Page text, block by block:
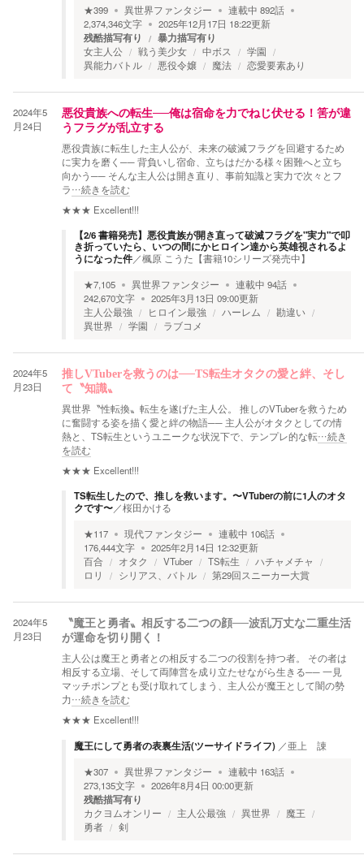
★399 異世界ファンタジー 連載中 892話
2,374,346文字 2025年12月17日 18:22更新
残酷描写有り 暴力描写有り
女主人公 戦う美少女 中ボス
学園
異能力バトル
悪役令嬢 魔法 恋愛要素あり
2024年5
月24日
悪役貴族への転生──俺は宿命を力でねじ伏せる！筈が違
うフラグが乱立する
悪役貴族に転生した主人公が、未来の破滅フラグを回避するため
に実力を磨く── 背負いし宿命、立ちはだかる様々困難へと立ち
向かう── そんな主人公は開き直り、事前知識と実力で次々とフ
ラ…続きを読む
★★★ Excellent!!!
【2/6 書籍発売】悪役貴族が開き直って破滅フラグを"実力"で叩
き折っていたら、いつの間にかヒロイン達から英雄視されるよ
うになった件／楓原 こうた【書籍10シリーズ発売中】
★7,105 異世界ファンタジー 連載中 94話
242,670文字 2025年3月13日 09:00更新
主人公最強
ヒロイン最強 ハーレム
勘違い
異世界
学園 ラブコメ
2024年5
月23日
推しVTuberを救うのは──TS転生オタクの愛と絆、そし
て〝知識〟
異世界〝性転換〟転生を遂げた主人公。 推しのVTuberを救うため
に奮闘する姿を描く愛と絆の物語── 主人公がオタクとしての情
熱と、TS転生というユニークな状況下で、テンプレ的な転…続き
を読む
★★★ Excellent!!!
TS転生したので、推しを救います。〜VTuberの前に1人のオタ
クです〜／桜田かける
★117 現代ファンタジー 連載中 106話
176,444文字 2025年2月14日 12:32更新
百合
オタク VTuber TS転生
ハチャメチャ
ロリ
シリアス、バトル 第29回スニーカー大賞
2024年5
月23日
〝魔王と勇者〟相反する二つの顔──波乱万丈な二重生活
が運命を切り開く！
主人公は魔王と勇者との相反する二つの役割を持つ者。 その者は
相反する立場、そして両陣営を成り立たせながら生きる── 一見
マッチポンプとも受け取れてしまう、主人公が魔王として闇の勢
力…続きを読む
★★★ Excellent!!!
魔王にして勇者の表裏生活(ツーサイドライフ) ／亜上 諌
★307 異世界ファンタジー 連載中 163話
273,135文字 2026年8月4日 00:00更新
残酷描写有り
カクヨムオンリー 主人公最強 異世界
魔王
勇者
剣